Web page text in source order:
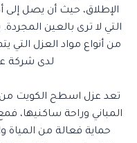
الإطلاق، حيث أن يصل إلى
التي لا ترى بالعين
من أنواع مواد العزل التي
لدى شركة
تعد عزل اسطح الكويت
المباني وراحة ساكنيها،
حماية فعالة من المياة